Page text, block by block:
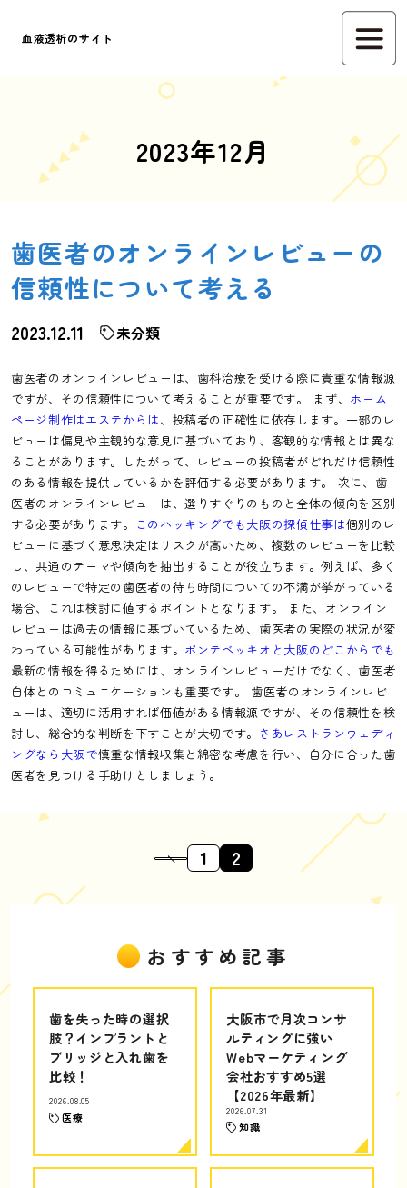
血液透析のサイト
2023年12月
歯医者のオンラインレビューの
信頼性について考える
2023.12.11 未分類
歯医者のオンラインレビューは、歯科治療を受ける際に貴重な情報源
ですが、その信頼性について考えることが重要です。 まず、 ホーム
ページ制作はエステからは、投稿者の正確性に依存します。一部のレ
ビューは偏見や主観的な意見に基づいており、客観的な情報とは異な
ることがあります。したがって、レビューの投稿者がどれだけ信頼性
のある情報を提供しているかを評価する必要があります。 次に、歯
医者のオンラインレビューは、選りすぐりのものと全体の傾向を区別
する必要があります。 このハッキングでも大阪の探偵仕事は個別のレ
ビューに基づく意思決定はリスクが高いため、複数のレビューを比較
し、共通のテーマや傾向を抽出することが役立ちます。例えば、多く
のレビューで特定の歯医者の待ち時間についての不満が挙がっている
場合、これは検討に値するポイントとなります。 また、オンライン
レビューは過去の情報に基づいているため、歯医者の実際の状況が変
わっている可能性があります。 ポンテベッキオと大阪のどこからでも
最新の情報を得るためには、オンラインレビューだけでなく、歯医者
自体とのコミュニケーションも重要です。 歯医者のオンラインレビ
ューは、適切に活用すれば価値がある情報源ですが、その信頼性を検
討し、総合的な判断を下すことが大切です。 さあレストランウェディ
ングなら大阪で慎重な情報収集と綿密な考慮を行い、自分に合った歯
医者を見つける手助けとしましょう。
1 2
おすすめ記事
歯を失った時の選択
肢？インプラントと
ブリッジと入れ歯を
比較！
2026.08.05
医療
大阪市で月次コンサ
ルティングに強い
Webマーケティング
会社おすすめ5選
【2026年最新】
2026.07.31
知識